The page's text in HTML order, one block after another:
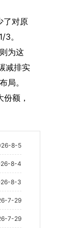
了对原
。
为这
减排实
局。
额，
8-5
8-4
8-3
7-29
7-29